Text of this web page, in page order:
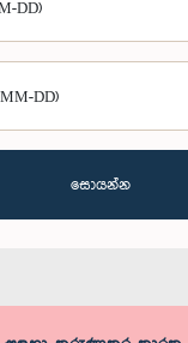
DD)
DD)
සොයන්න